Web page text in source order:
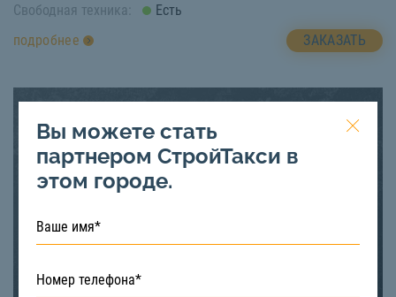
Свободная техника:
Есть
подробнее
ЗАКАЗАТЬ
Вы можете стать
партнером СтройТакси в
этом городе.